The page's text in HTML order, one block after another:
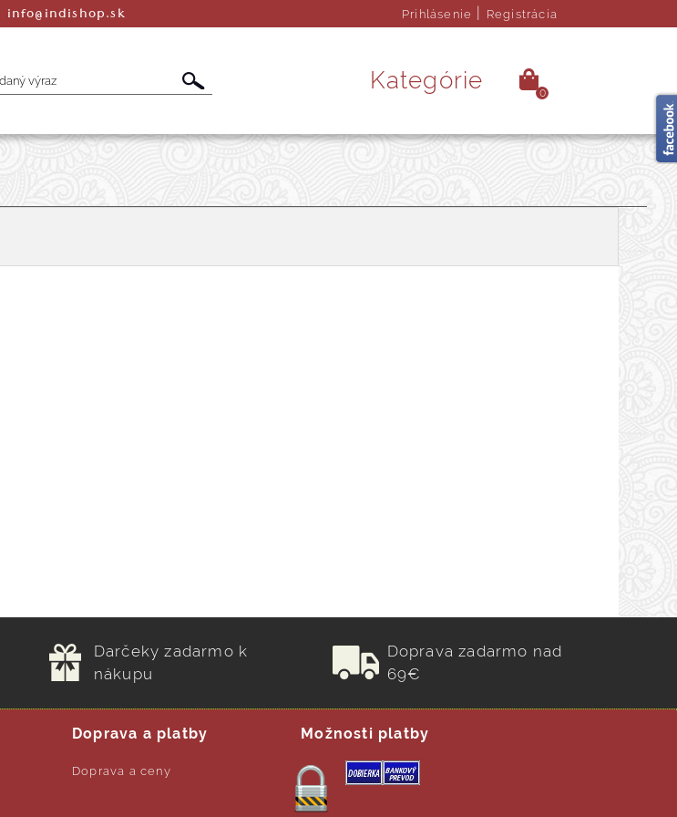
info@indishop.sk Prihlásenie Registrácia
0
Kategórie
Darčeky zadarmo k
nákupu
Doprava zadarmo nad
69€
Doprava a platby
Doprava a ceny
Možnosti platby